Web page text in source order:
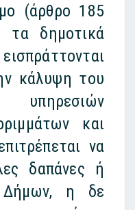
(άρθρο 185
δημοτικά
κάλυψη του
και
να
δαπάνες ή
Δήμων, η δε